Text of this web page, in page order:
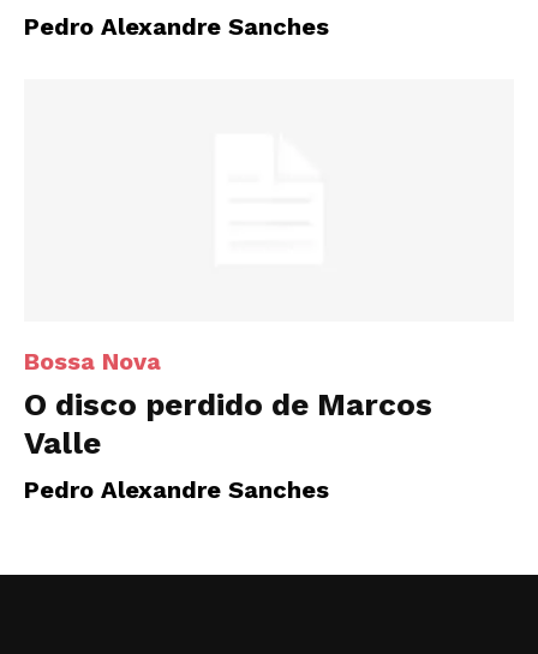
Pedro Alexandre Sanches
Bossa Nova
O disco perdido de Marcos
Valle
Pedro Alexandre Sanches